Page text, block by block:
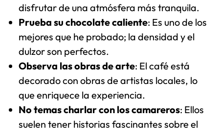
disfrutar de una atmósfera más tranquila.
Prueba su chocolate caliente: Es uno de los
mejores que he probado; la densidad y el
dulzor son perfectos.
Observa las obras de arte: El café está
decorado con obras de artistas locales, lo
que enriquece la experiencia.
No temas charlar con los camareros: Ellos
suelen tener historias fascinantes sobre el